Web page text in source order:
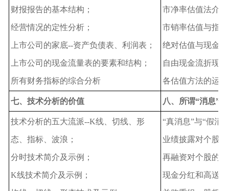
财报报告的基本结构；
经营情况的定性分析；
上市公司的家底--资产负债表、利润表；
上市公司的现金流量表的要素和结构；
所有财务指标的综合分析
市净率估值法介
市销率估值与指
绝对估值与现金
自由现金流折现
各估值方法的运
七、技术分析的价值 八、所谓“消息”
技术分析的五大流派--K线、切线、形
态、指标、波浪；
分时技术简介及示例；
K线技术简介及示例；
“真消息”与“假消
业绩披露对个股
再融资对个股的
现金分红和高送